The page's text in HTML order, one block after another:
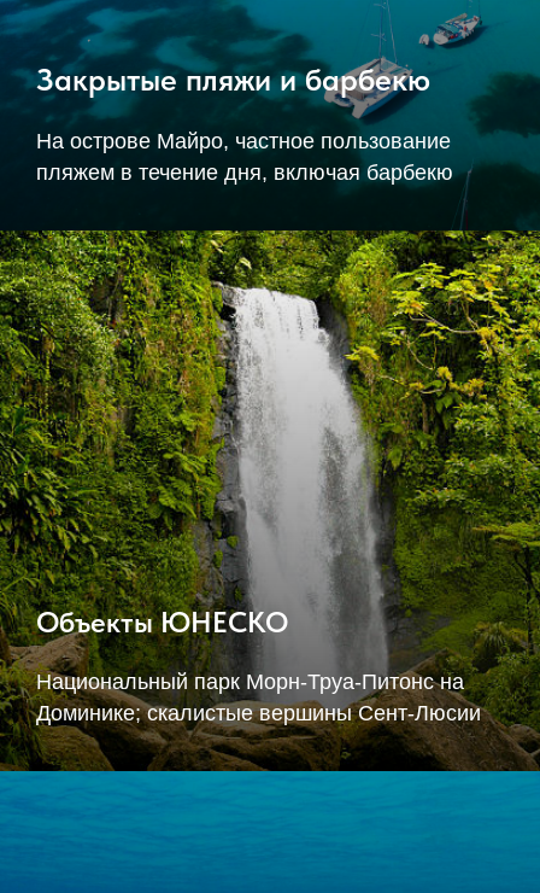
Закрытые пляжи и барбекю
На острове Майро, частное пользование
пляжем в течение дня, включая барбекю
Объекты ЮНЕСКО
Национальный парк Морн-Труа-Питонс на
Доминике; скалистые вершины Сент-Люсии